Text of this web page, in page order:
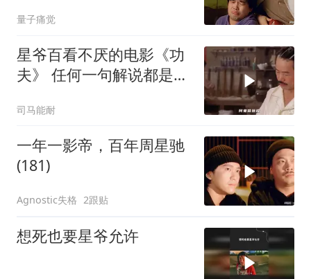
量子痛觉
星爷百看不厌的电影《功
夫》 任何一句解说都是对
司马能耐
一年一影帝，百年周星驰
(181)
Agnostic失格 2跟贴
想死也要星爷允许